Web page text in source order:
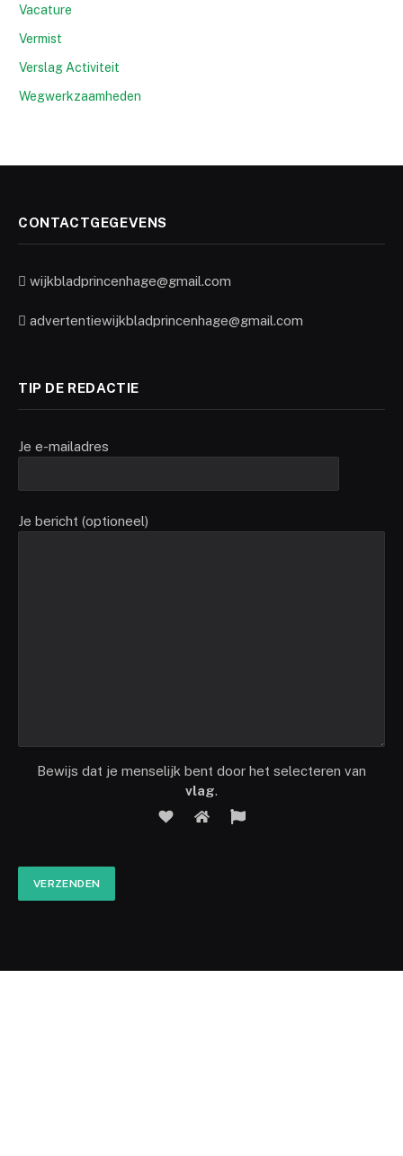
Vacature
Vermist
Verslag Activiteit
Wegwerkzaamheden
CONTACTGEGEVENS
wijkbladprincenhage@gmail.com
advertentiewijkbladprincenhage@gmail.com
TIP DE REDACTIE
Je e-mailadres
Je bericht (optioneel)
Bewijs dat je menselijk bent door het selecteren van
vlag.